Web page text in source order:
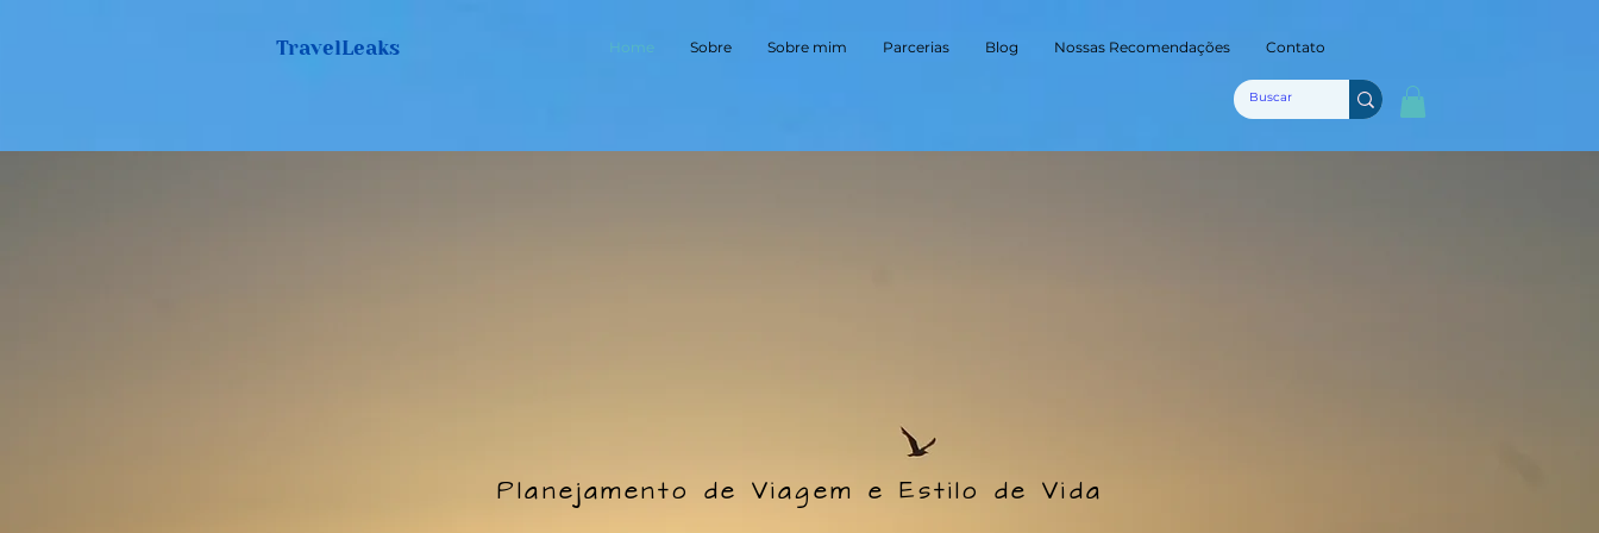
TravelLeaks Home Sobre Sobre mim Parcerias Blog Nossas Recomendações Contato
Planejamento de Viagem e Estilo de Vida